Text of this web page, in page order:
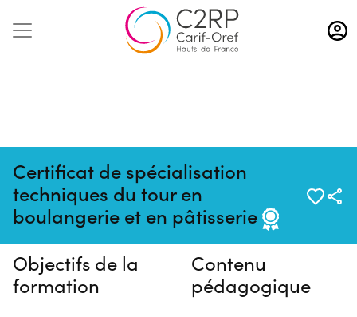
Aller
au
contenu
Certificat de spécialisation
techniques du tour en
boulangerie et en pâtisserie
Pas de session programmée en
ce moment
Objectifs de la
formation
Contenu
pédagogique